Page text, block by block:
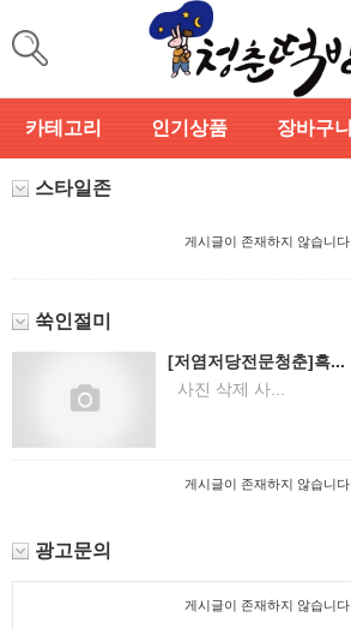
카테고리 인기상품 장바구니
스타일존
게시글이 존재하지 않습니다.
쑥인절미
[저염저당전문청춘]흑...
사진 삭제 사...
게시글이 존재하지 않습니다.
광고문의
게시글이 존재하지 않습니다.